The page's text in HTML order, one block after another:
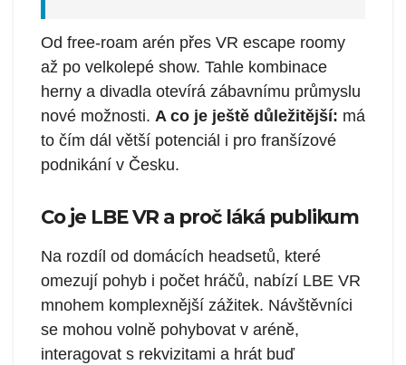
Od free-roam arén přes VR escape roomy
až po velkolepé show. Tahle kombinace
herny a divadla otevírá zábavnímu průmyslu
nové možnosti. A co je ještě důležitější: má
to čím dál větší potenciál i pro franšízové
podnikání v Česku.
Co je LBE VR a proč láká publikum
Na rozdíl od domácích headsetů, které
omezují pohyb i počet hráčů, nabízí LBE VR
mnohem komplexnější zážitek. Návštěvníci
se mohou volně pohybovat v aréně,
interagovat s rekvizitami a hrát buď